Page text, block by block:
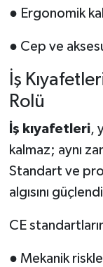
● Ergonomik
● Cep ve
İş
Rolü
İş kıyafetleri,
kalmaz; aynı
Standart ve
algısını
CE
● Mekanik